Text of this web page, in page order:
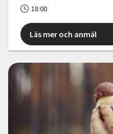
18:00
Läs mer och anmäl